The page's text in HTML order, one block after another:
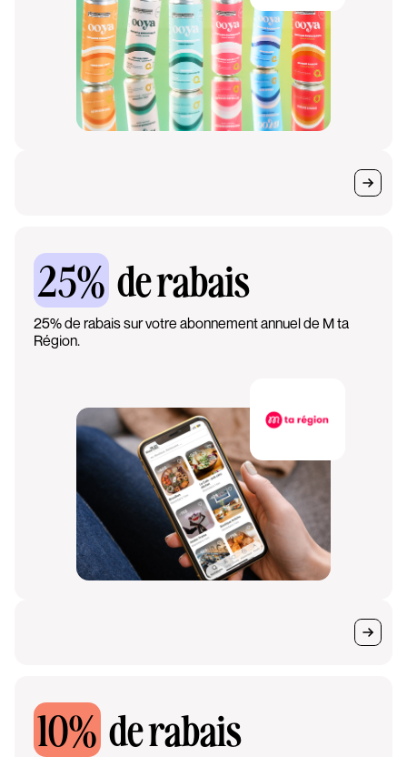
25% de rabais
25% de rabais sur votre abonnement annuel de M ta
Région.
10% de rabais